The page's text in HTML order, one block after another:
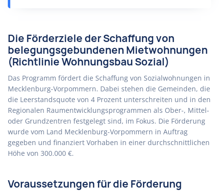
Die Förderziele der Schaffung von
belegungsgebundenen Mietwohnungen
(Richtlinie Wohnungsbau Sozial)
Das Programm fördert die Schaffung von Sozialwohnungen in
Mecklenburg-Vorpommern. Dabei stehen die Gemeinden, die
die Leerstandsquote von 4 Prozent unterschreiten und in den
Regionalen Raumentwicklungsprogrammen als Ober-, Mittel-
oder Grundzentren festgelegt sind, im Fokus. Die Förderung
wurde vom Land Mecklenburg-Vorpommern in Auftrag
gegeben und finanziert Vorhaben in einer durchschnittlichen
Höhe von 300.000 €.
Voraussetzungen für die Förderung